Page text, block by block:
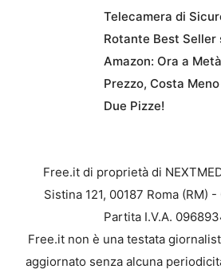
Telecamera di
Rotante Best Seller
Amazon: Ora a Metà
Prezzo, Costa
Due Pizze!
Free.it di proprietà di
Sistina 121, 00187 Roma (RM)
Partita I.V.A.
Free.it non è una testata
aggiornato senza alcuna